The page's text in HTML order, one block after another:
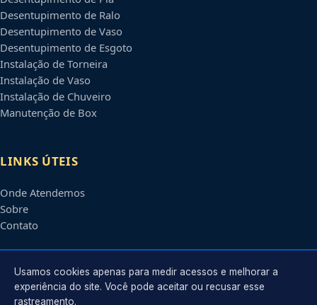
Desentupimento de Ralo
Desentupimento de Vaso
Desentupimento de Esgoto
Instalação de Torneira
Instalação de Vaso
Instalação de Chuveiro
Manutenção de Box
LINKS ÚTEIS
Onde Atendemos
Sobre
Contato
CONTATO
Usamos cookies apenas para medir acessos e melhorar a
experiência do site. Você pode aceitar ou recusar esse
rastreamento.